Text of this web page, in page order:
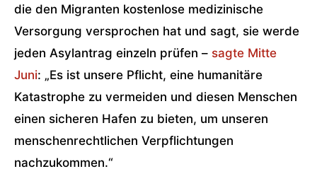
die den Migranten kostenlose medizinische
Versorgung versprochen hat und sagt, sie werde
jeden Asylantrag einzeln prüfen – sagte Mitte
Juni: „Es ist unsere Pflicht, eine humanitäre
Katastrophe zu vermeiden und diesen Menschen
einen sicheren Hafen zu bieten, um unseren
menschenrechtlichen Verpflichtungen
nachzukommen.“